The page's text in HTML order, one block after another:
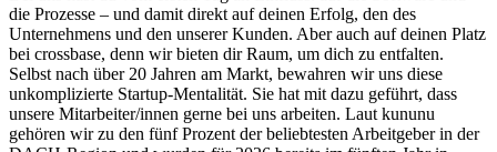
die Prozesse – und damit direkt auf deinen Erfolg, den des
Unternehmens und den unserer Kunden. Aber auch auf deinen Platz
bei crossbase, denn wir bieten dir Raum, um dich zu entfalten.
Selbst nach über 20 Jahren am Markt, bewahren wir uns diese
unkomplizierte Startup-Mentalität. Sie hat mit dazu geführt, dass
unsere Mitarbeiter/innen gerne bei uns arbeiten. Laut kununu
gehören wir zu den fünf Prozent der beliebtesten Arbeitgeber in der